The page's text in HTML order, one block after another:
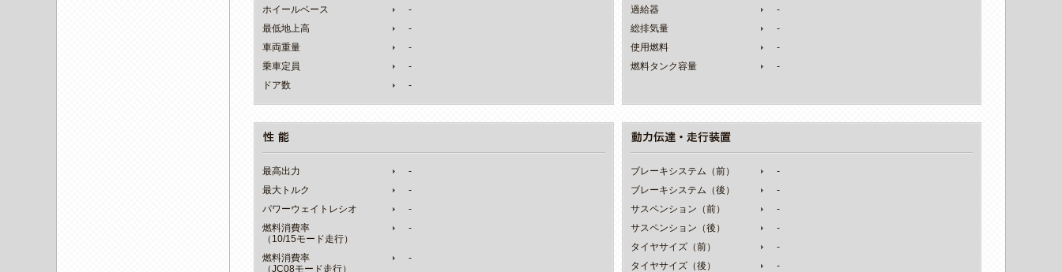
ホイールベース
-
最低地上高
-
車両重量
-
乗車定員
-
ドア数
-
最高出力
-
最大トルク
-
パワーウェイトレシオ
-
燃料消費率
（10/15モード走行）
-
燃料消費率
（JC08モード走行）
-
過給器
-
総排気量
-
使用燃料
-
燃料タンク容量
-
ブレーキシステム（前）
-
ブレーキシステム（後）
-
サスペンション（前）
-
サスペンション（後）
-
タイヤサイズ（前）
-
タイヤサイズ（後）
-